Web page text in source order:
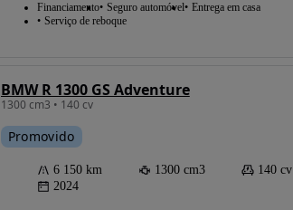
Financiamento Seguro automóvel Entrega em casa
Serviço de reboque
BMW R 1300 GS Adventure
1300 cm3 • 140 cv
Promovido
6 150 km 1300 cm3
140 cv
2024